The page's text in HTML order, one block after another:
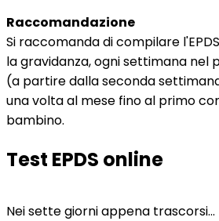
Raccomandazione
Si raccomanda di compilare
la gravidanza, ogni settimana
(a partire dalla seconda
una volta al mese fino al primo
bambino.
Test EPDS online
Nei sette giorni appena trascorsi...